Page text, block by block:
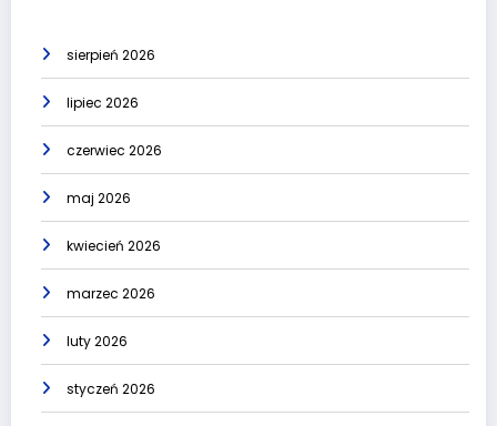
sierpień 2026
lipiec 2026
czerwiec 2026
maj 2026
kwiecień 2026
marzec 2026
luty 2026
styczeń 2026